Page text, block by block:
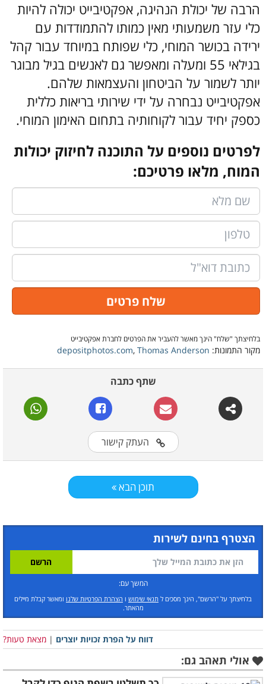
הרבה של יכולת הנהיגה, אפקטיבייט יכולה להיות
כלי עזר משמעותי מאין כמותו להתמודדות עם
ירידה בכושר המוחי, כלי שפותח במיוחד עבור קהל
בגילאי 55 ומעלה ומאפשר גם לאנשים בגיל מבוגר
יותר לשמור על הביטחון והעצמאות שלהם.
אפקטיבייט נבחרה על ידי שירותי בריאות כללית
כספק יחיד עבור לקוחותיה בתחום האימון המוחי.
לפרטים נוספים על התוכנה לחיזוק יכולות
המוח, מלאו פרטיכם:
בלחיצתך "שלח" הינך מאשר להעביר את הפרטים לחברת אפקטיבייט
מקור התמונות: depositphotos.com, Thomas Anderson
שתף כתבה
העתק קישור
תוכן הבא
הצטרף בחינם לשירות
המשך עם:
בלחיצתך על "הרשם", הינך מסכים ל תנאי שימוש ו הצהרת הפרטיות שלנו ומאשר קבלת מיילים
מהאתר.
דווח על הפרת זכויות יוצרים | מצאת טעות?
אולי תאהב גם: